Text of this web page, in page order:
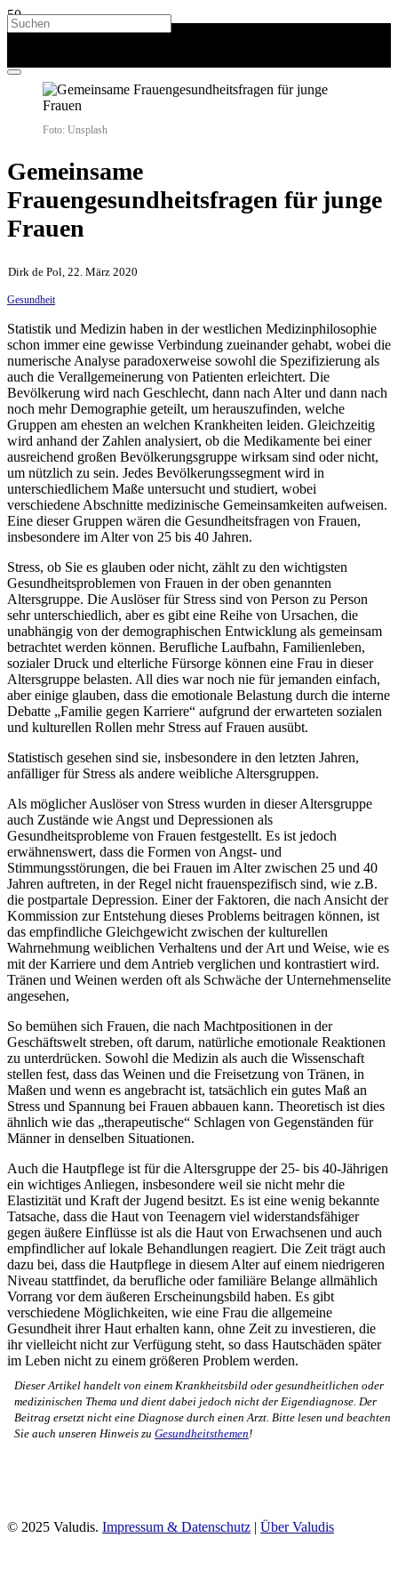
Foto: Unsplash
Gemeinsame
Frauengesundheitsfragen für junge
Frauen
Dirk de Pol, 22. März 2020
Gesundheit
Statistik und Medizin haben in der westlichen Medizinphilosophie
schon immer eine gewisse Verbindung zueinander gehabt, wobei die
numerische Analyse paradoxerweise sowohl die Spezifizierung als
auch die Verallgemeinerung von Patienten erleichtert. Die
Bevölkerung wird nach Geschlecht, dann nach Alter und dann nach
noch mehr Demographie geteilt, um herauszufinden, welche
Gruppen am ehesten an welchen Krankheiten leiden. Gleichzeitig
wird anhand der Zahlen analysiert, ob die Medikamente bei einer
ausreichend großen Bevölkerungsgruppe wirksam sind oder nicht,
um nützlich zu sein. Jedes Bevölkerungssegment wird in
unterschiedlichem Maße untersucht und studiert, wobei
verschiedene Abschnitte medizinische Gemeinsamkeiten aufweisen.
Eine dieser Gruppen wären die Gesundheitsfragen von Frauen,
insbesondere im Alter von 25 bis 40 Jahren.
Stress, ob Sie es glauben oder nicht, zählt zu den wichtigsten
Gesundheitsproblemen von Frauen in der oben genannten
Altersgruppe. Die Auslöser für Stress sind von Person zu Person
sehr unterschiedlich, aber es gibt eine Reihe von Ursachen, die
unabhängig von der demographischen Entwicklung als gemeinsam
betrachtet werden können. Berufliche Laufbahn, Familienleben,
sozialer Druck und elterliche Fürsorge können eine Frau in dieser
Altersgruppe belasten. All dies war noch nie für jemanden einfach,
aber einige glauben, dass die emotionale Belastung durch die interne
Debatte „Familie gegen Karriere“ aufgrund der erwarteten sozialen
und kulturellen Rollen mehr Stress auf Frauen ausübt.
Statistisch gesehen sind sie, insbesondere in den letzten Jahren,
anfälliger für Stress als andere weibliche Altersgruppen.
Als möglicher Auslöser von Stress wurden in dieser Altersgruppe
auch Zustände wie Angst und Depressionen als
Gesundheitsprobleme von Frauen festgestellt. Es ist jedoch
erwähnenswert, dass die Formen von Angst- und
Stimmungsstörungen, die bei Frauen im Alter zwischen 25 und 40
Jahren auftreten, in der Regel nicht frauenspezifisch sind, wie z.B.
die postpartale Depression. Einer der Faktoren, die nach Ansicht der
Kommission zur Entstehung dieses Problems beitragen können, ist
das empfindliche Gleichgewicht zwischen der kulturellen
Wahrnehmung weiblichen Verhaltens und der Art und Weise, wie es
mit der Karriere und dem Antrieb verglichen und kontrastiert wird.
Tränen und Weinen werden oft als Schwäche der Unternehmenselite
angesehen,
So bemühen sich Frauen, die nach Machtpositionen in der
Geschäftswelt streben, oft darum, natürliche emotionale Reaktionen
zu unterdrücken. Sowohl die Medizin als auch die Wissenschaft
stellen fest, dass das Weinen und die Freisetzung von Tränen, in
Maßen und wenn es angebracht ist, tatsächlich ein gutes Maß an
Stress und Spannung bei Frauen abbauen kann. Theoretisch ist dies
ähnlich wie das „therapeutische“ Schlagen von Gegenständen für
Männer in denselben Situationen.
Auch die Hautpflege ist für die Altersgruppe der 25- bis 40-Jährigen
ein wichtiges Anliegen, insbesondere weil sie nicht mehr die
Elastizität und Kraft der Jugend besitzt. Es ist eine wenig bekannte
Tatsache, dass die Haut von Teenagern viel widerstandsfähiger
gegen äußere Einflüsse ist als die Haut von Erwachsenen und auch
empfindlicher auf lokale Behandlungen reagiert. Die Zeit trägt auch
dazu bei, dass die Hautpflege in diesem Alter auf einem niedrigeren
Niveau stattfindet, da berufliche oder familiäre Belange allmählich
Vorrang vor dem äußeren Erscheinungsbild haben. Es gibt
verschiedene Möglichkeiten, wie eine Frau die allgemeine
Gesundheit ihrer Haut erhalten kann, ohne Zeit zu investieren, die
ihr vielleicht nicht zur Verfügung steht, so dass Hautschäden später
im Leben nicht zu einem größeren Problem werden.
Dieser Artikel handelt von einem Krankheitsbild oder gesundheitlichen oder
medizinischen Thema und dient dabei jedoch nicht der Eigendiagnose. Der
Beitrag ersetzt nicht eine Diagnose durch einen Arzt. Bitte lesen und beachten
Sie auch unseren Hinweis zu Gesundheitsthemen!
© 2025 Valudis. Impressum & Datenschutz Über Valudis